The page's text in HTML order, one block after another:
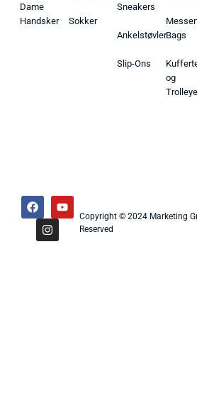
Dame
Handsker
Sokker
Sneakers
Ankelstøvler
Slip-Ons
Bags
og
Copyright © 2024 Marketing
Reserved